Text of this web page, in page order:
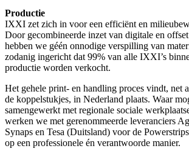
Productie
IXXI zet zich in voor een efficiënt en
Door gecombineerde inzet van digitale en
hebben we géén onnodige verspilling van
zodanig ingericht dat 99% van alle IXXI’s
productie worden verkocht.
Het gehele print- en handling proces vindt, net
de koppelstukjes, in Nederland plaats. Waar
samengewerkt met regionale sociale
werken we met gerenommeerde leveranciers
Synaps en Tesa (Duitsland) voor de
op een professionele én verantwoorde manier.